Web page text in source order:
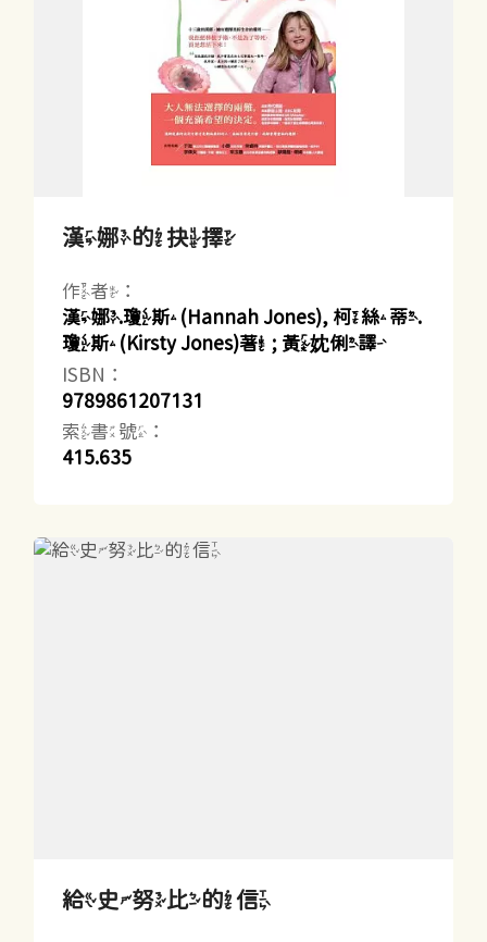
漢娜的抉擇
作者：
漢娜.瓊斯(Hannah Jones), 柯絲蒂.
瓊斯(Kirsty Jones)著 ; 黃妉俐譯
ISBN：
9789861207131
索書號：
415.635
給史努比的信